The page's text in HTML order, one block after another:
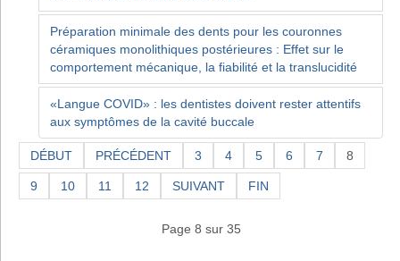
Préparation minimale des dents pour les couronnes
céramiques monolithiques postérieures : Effet sur le
comportement mécanique, la fiabilité et la translucidité
«Langue COVID» : les dentistes doivent rester attentifs
aux symptômes de la cavité buccale
DÉBUT PRÉCÉDENT 3 4 5 6 7 8
9 10 11 12 SUIVANT FIN
Page 8 sur 35